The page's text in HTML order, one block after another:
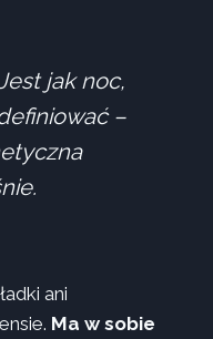
jak noc,
–
ani
Ma w sobie